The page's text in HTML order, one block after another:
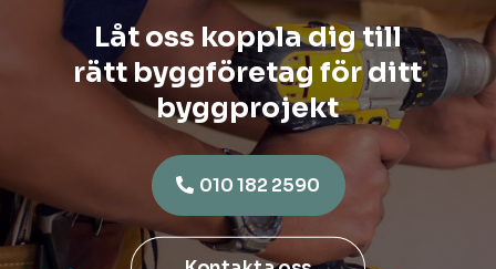
Låt oss koppla dig till
rätt byggföretag för ditt
byggprojekt
010 182 2590